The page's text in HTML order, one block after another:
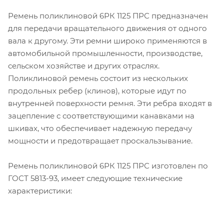
Ремень поликлиновой 6РК 1125 ПРС предназначен
для передачи вращательного движения от одного
вала к другому. Эти ремни широко применяются в
автомобильной промышленности, производстве,
сельском хозяйстве и других отраслях.
Поликлиновой ремень состоит из нескольких
продольных ребер (клинов), которые идут по
внутренней поверхности ремня. Эти ребра входят в
зацепление с соответствующими канавками на
шкивах, что обеспечивает надежную передачу
мощности и предотвращает проскальзывание.
Ремень поликлиновой 6РК 1125 ПРС изготовлен по
ГОСТ 5813-93, имеет следующие технические
характеристики: